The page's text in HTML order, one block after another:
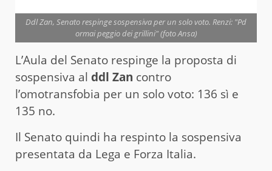
Ddl Zan, Senato respinge sospensiva per un solo voto. Renzi: "Pd
ormai peggio dei grillini" (foto Ansa)
L’Aula del Senato respinge la proposta di
sospensiva al ddl Zan contro
l’omotransfobia per un solo voto: 136 sì e
135 no.
Il Senato quindi ha respinto la sospensiva
presentata da Lega e Forza Italia.